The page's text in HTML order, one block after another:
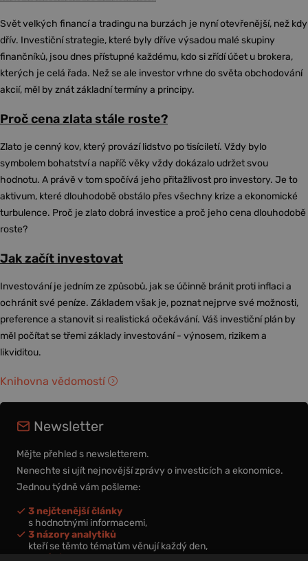
Svět velkých financí a tradingu na burzách je nyní otevřenější, než kdy
dřív. Investiční strategie, které byly dříve výsadou malé skupiny
finančníků, jsou dnes přístupné každému, kdo si zřídí účet u brokera,
kterých je celá řada. Než se ale investor vrhne do světa obchodování
akcií, měl by znát základní termíny a principy.
Proč cena zlata stále roste?
Zlato je cenný kov, který provází lidstvo po tisíciletí. Vždy bylo
symbolem bohatství a napříč věky vždy dokázalo udržet svou
hodnotu. A právě v tom spočívá jeho přitažlivost pro investory. Je to
aktivum, které dlouhodobě obstálo přes všechny krize a ekonomické
turbulence. Proč je zlato dobrá investice a proč jeho cena dlouhodobě
roste?
Jak začít investovat
Investování je jedním ze způsobů, jak se účinně bránit proti inflaci a
ochránit své peníze. Základem však je, poznat nejprve své možnosti,
preference a stanovit si realistická očekávání. Váš investiční plán by
měl počítat se třemi základy investování - výnosem, rizikem a
likviditou.
Knihovna vědomostí
Newsletter
Mějte přehled s newsletterem.
Nenechte si ujít nejnovější zprávy o investicích a ekonomice.
Jednou týdně vám pošleme:
3 nejčtenější články
s hodnotnými informacemi,
3 názory analytiků
kteří se těmto tématům věnují každý den,
nová videa a podcasty